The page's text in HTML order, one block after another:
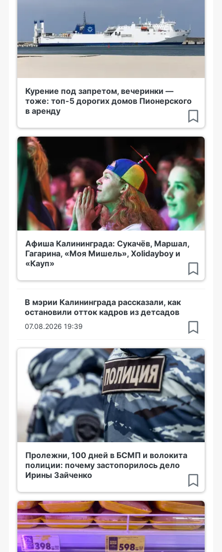
Курение под запретом, вечеринки —
тоже: топ-5 дорогих домов Пионерского
в аренду
Афиша Калининграда: Сукачёв, Маршал,
Гагарина, «Моя Мишель», Xolidayboy и
«Кауп»
В мэрии Калининграда рассказали, как
остановили отток кадров из детсадов
07.08.2026 19:39
Пролежни, 100 дней в БСМП и волокита
полиции: почему застопорилось дело
Ирины Зайченко